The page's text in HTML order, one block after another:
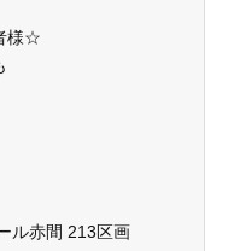
様☆
ル赤間 213区画